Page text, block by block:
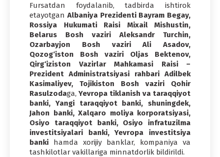
Fursatdan foydalanib, tadbirda ishtirok
etayotgan Albaniya Prezidenti Bayram Begay,
Rossiya Hukumati Raisi Mixail Mishustin,
Belarus Bosh vaziri Aleksandr Turchin,
Ozarbayjon Bosh vaziri Ali Asadov,
Qozog‘iston Bosh vaziri Oljas Bektenov,
Qirg‘iziston Vazirlar Mahkamasi Raisi –
Prezident Administratsiyasi rahbari Adilbek
Kasimaliyev, Tojikiston Bosh vaziri Qohir
Rasulzodaga, Yevropa tiklanish va taraqqiyot
banki, Yangi taraqqiyot banki, shuningdek,
Jahon banki, Xalqaro moliya korporatsiyasi,
Osiyo taraqqiyot banki, Osiyo infratuzilma
investitsiyalari banki, Yevropa investitsiya
banki hamda xorijiy banklar, kompaniya va
tashkilotlar vakillariga minnatdorlik bildirildi.